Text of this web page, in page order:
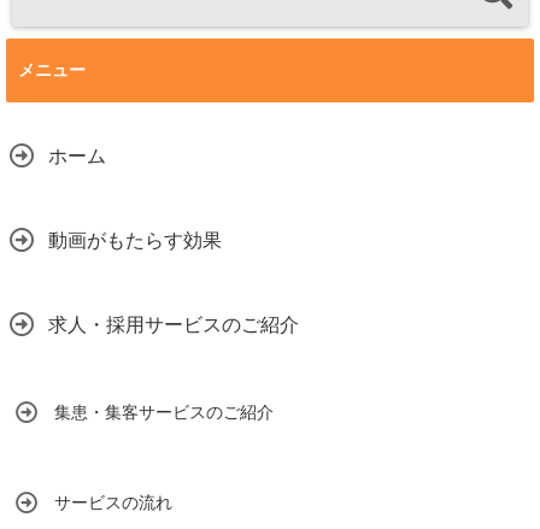
メニュー
ホーム
動画がもたらす効果
求人・採用サービスのご紹介
集患・集客サービスのご紹介
サービスの流れ